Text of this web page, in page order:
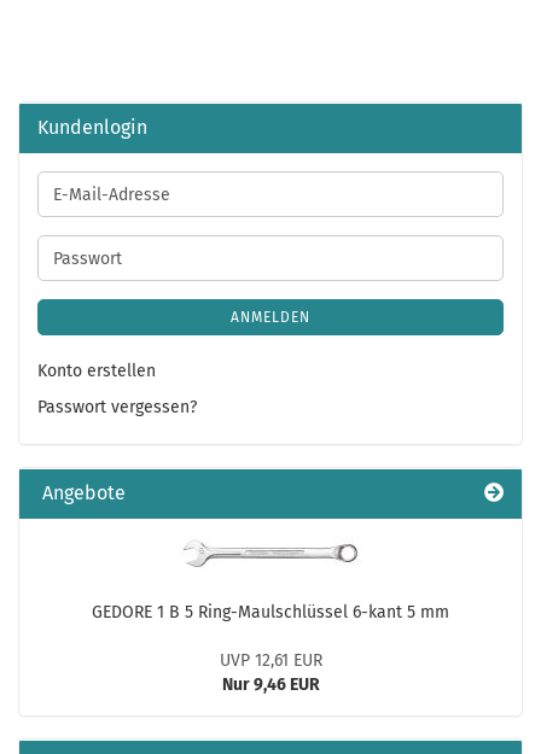
Kundenlogin
E-
Mail-
Adresse
Passwort
ANMELDEN
Konto erstellen
Passwort vergessen?
Angebote
GEDORE 1 B 5 Ring-Maulschlüssel 6-kant 5 mm
UVP 12,61 EUR
Nur 9,46 EUR